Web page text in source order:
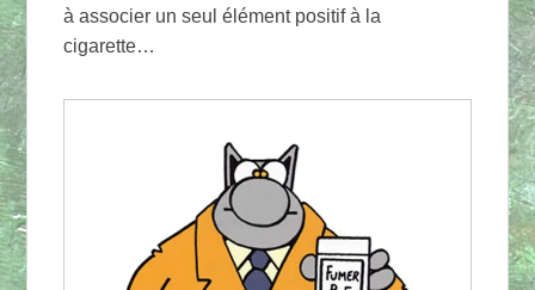
à associer un seul élément positif à la
cigarette…